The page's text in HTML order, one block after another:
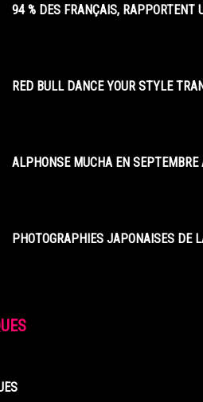
94 % DES FRANÇAIS, RAPPORTENT
RED BULL DANCE YOUR STYLE
ALPHONSE MUCHA EN
PHOTOGRAPHIES JAPONAISES DE